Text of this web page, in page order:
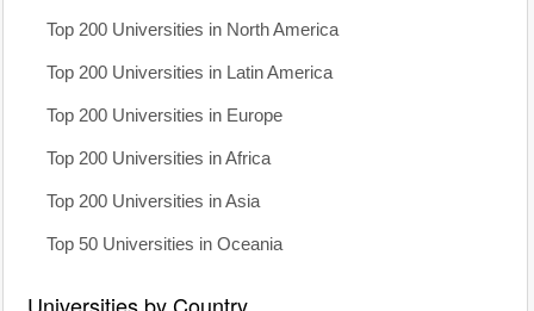
Top 200 Universities in North America
Top 200 Universities in Latin America
Top 200 Universities in Europe
Top 200 Universities in Africa
Top 200 Universities in Asia
Top 50 Universities in Oceania
Universities by Country